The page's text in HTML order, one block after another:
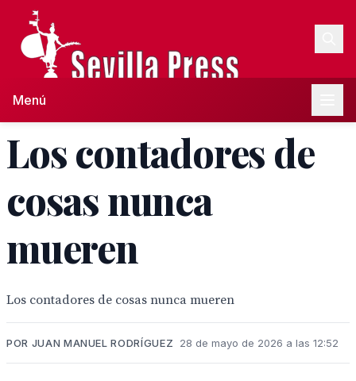
Menú
Los contadores de
cosas nunca
mueren
Los contadores de cosas nunca mueren
POR JUAN MANUEL RODRÍGUEZ 28 de mayo de 2026 a las 12:52